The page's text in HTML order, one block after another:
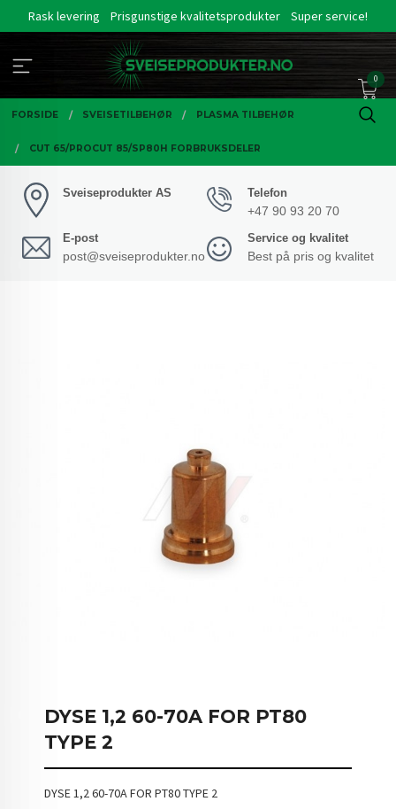
Rask levering Prisgunstige kvalitetsprodukter Super service!
0
FORSIDE SVEISETILBEHØR PLASMA TILBEHØR
CUT 65/PROCUT 85/SP80H FORBRUKSDELER
Sveiseprodukter AS Telefon
+47 90 93 20 70
E-post
post@sveiseprodukter.no
Service og kvalitet
Best på pris og kvalitet
DYSE 1,2 60-70A FOR PT80
TYPE 2
DYSE 1,2 60-70A FOR PT80 TYPE 2